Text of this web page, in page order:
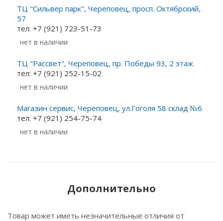
ТЦ "Сильвер парк", Череповец, просп. Октябрский,
57
тел: +7 (921) 723-51-73
Нет в наличии
ТЦ "Рассвет", Череповец, пр. Победы 93, 2 этаж
тел: +7 (921) 252-15-02
Нет в наличии
Магазин сервис, Череповец, ул.Гоголя 58 склад №6
тел: +7 (921) 254-75-74
Нет в наличии
Дополнительно
Товар может иметь незначительные отличия от